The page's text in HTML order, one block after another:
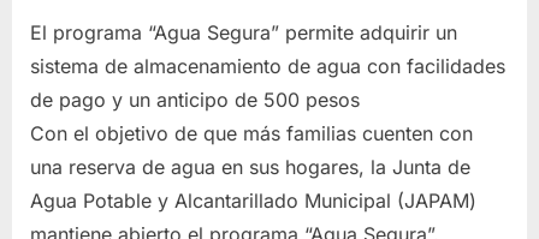
El programa “Agua Segura” permite adquirir un
sistema de almacenamiento de agua con facilidades
de pago y un anticipo de 500 pesos
Con el objetivo de que más familias cuenten con
una reserva de agua en sus hogares, la Junta de
Agua Potable y Alcantarillado Municipal (JAPAM)